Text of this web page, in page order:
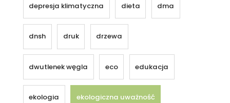
depresja klimatyczna dieta dma
dnsh druk drzewa
dwutlenek węgla eco edukacja
ekologia ekologiczna uważność